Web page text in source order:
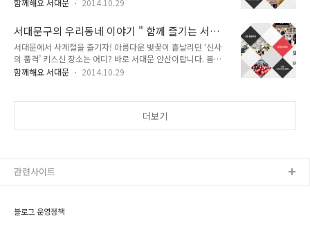
로 월세집에서 쫓겨날 위기에 처하고, 집이 없어 찜질방에서 생
이들은 의식주 중에 특히 주거 즉 집에대한 걱정으로 하루하루
보내고 있는 모습이 그려집니다. 하지만,..
의 사랑으로 지어진 구립이진아기념도서관으로 책의 향기를 느
끼러 떠나보아요. 와!! 공룡이다~~!! 서대문자연사박물관에 오면
아이들의 상상력이 쑥쑥 자란답니다. 독립문이 있는 곳 서대문구
무악재 고개를 신나게 내려오다 보면 도로가에 널찍하게 자리하
고 있는 독립문 공원이 나타납니다. 머리 위로 인왕산이 보이고
함께해요 서대문 2014.10.29
서대문구의 우리동네 이야기 " 함께 즐기는 서대
문 "
서대문에서 사계절을 즐기자! 아름다운 벚꽃이 흩날리던 ‘신사
의 품격’ 키스신 장소는 어디? 바로 서대문 안산이랍니다. 봄내
음 향긋한 ‘서대문 안산 벚꽃 축제’에서 드라마 속 주인공이 되어
도 독립민주투사가 될 수 있습니다. 추운 겨울, 신촌 연세로에서
'걷기 좋은길'로..
함께해요 서대문 2014.10.29
더보기
블로그 운영정책
관련사이트